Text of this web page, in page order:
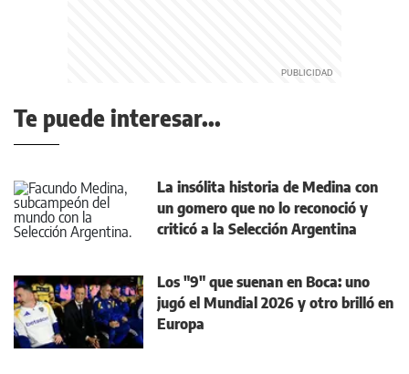
Te puede interesar...
La insólita historia de Medina con
un gomero que no lo reconoció y
criticó a la Selección Argentina
Los "9" que suenan en Boca: uno
jugó el Mundial 2026 y otro brilló en
Europa